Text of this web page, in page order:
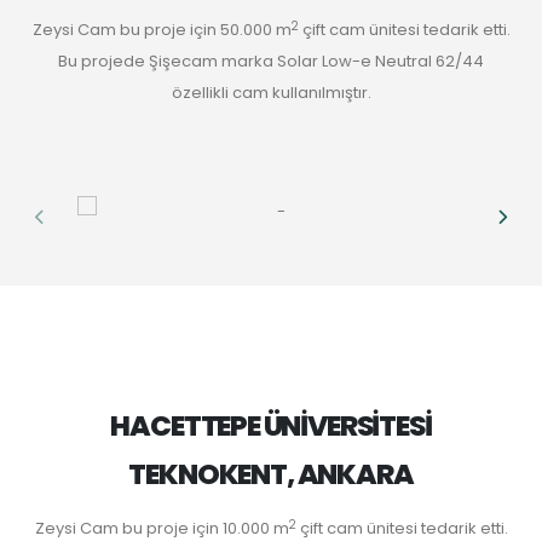
Zeysi Cam bu proje için 50.000 m2 çift cam ünitesi tedarik etti.
Bu projede Şişecam marka Solar Low-e Neutral 62/44
özellikli cam kullanılmıştır.
HACETTEPE ÜNİVERSİTESİ
TEKNOKENT, ANKARA
Zeysi Cam bu proje için 10.000 m2 çift cam ünitesi tedarik etti.